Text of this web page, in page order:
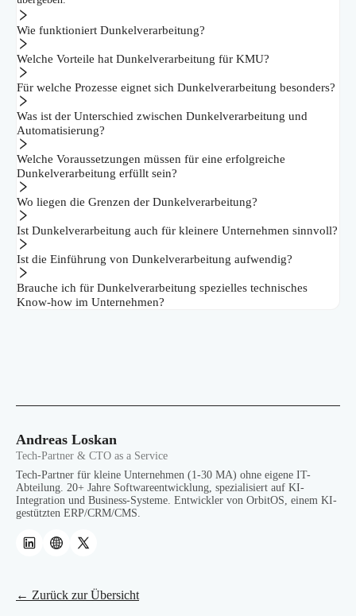
Wie funktioniert Dunkelverarbeitung?
Welche Vorteile hat Dunkelverarbeitung für KMU?
Für welche Prozesse eignet sich Dunkelverarbeitung besonders?
Was ist der Unterschied zwischen Dunkelverarbeitung und
Automatisierung?
Welche Voraussetzungen müssen für eine erfolgreiche
Dunkelverarbeitung erfüllt sein?
Wo liegen die Grenzen der Dunkelverarbeitung?
Ist Dunkelverarbeitung auch für kleinere Unternehmen sinnvoll?
Ist die Einführung von Dunkelverarbeitung aufwendig?
Brauche ich für Dunkelverarbeitung spezielles technisches
Know-how im Unternehmen?
Andreas Loskan
Tech-Partner & CTO as a Service
Tech-Partner für kleine Unternehmen (1-30 MA) ohne eigene IT-
Abteilung. 20+ Jahre Softwareentwicklung, spezialisiert auf KI-
Integration und Business-Systeme. Entwickler von OrbitOS, einem KI-
gestützten ERP/CRM/CMS.
← Zurück zur Übersicht